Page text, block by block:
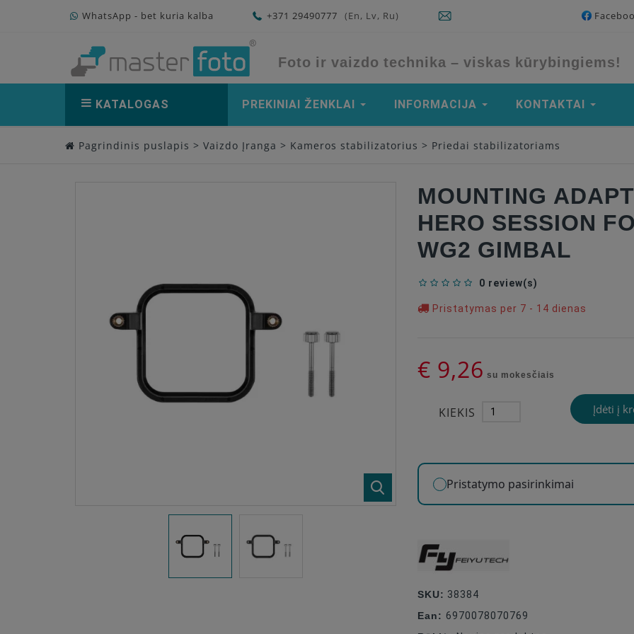
WhatsApp - bet kuria kalba +371 29490777 (En, Lv, Ru)
Foto ir vaizdo technika – viskas kūrybingiems!
KATALOGAS PREKINIAI ŽENKLAI INFORMACIJA KONTAKTAI
Pagrindinis puslapis > Vaizdo Įranga > Kameros stabilizatorius > Priedai stabilizatoriams
MOUNTING
HERO SESSION
WG2 GIMBAL
0 review(s)
Pristatymas per 7 - 14 dienas
€ 9,26 su mokesčiais
KIEKIS Įdėti į
Pristatymo pasirinkimai
SKU: 38384
Ean: 6970078070769